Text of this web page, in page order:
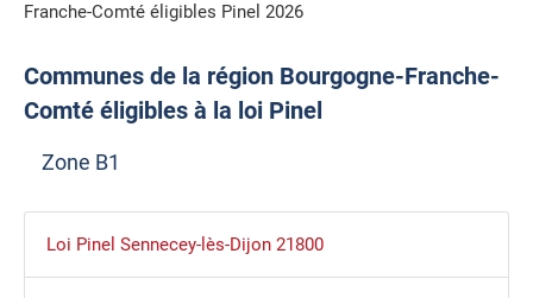
Franche-Comté éligibles Pinel 2026
Communes de la région Bourgogne-Franche-
Comté éligibles à la loi Pinel
Zone B1
Loi Pinel Sennecey-lès-Dijon 21800